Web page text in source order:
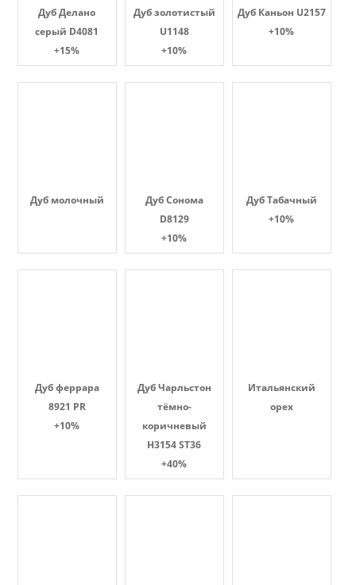
Дуб Делано
серый D4081
+15%
Дуб золотистый
U1148
+10%
Дуб Каньон U2157
+10%
Дуб молочный
Дуб Сонома
D8129
+10%
Дуб Табачный
+10%
Дуб феррара
8921 PR
+10%
Дуб Чарльстон
тёмно-
коричневый
H3154 ST36
+40%
Итальянский
орех